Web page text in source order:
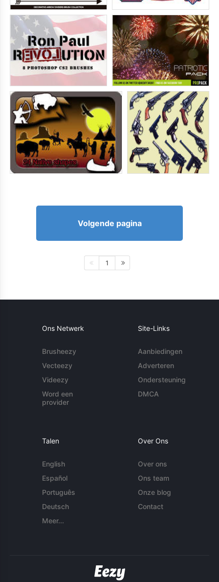
Volgende pagina
1
Ons Netwerk
Brusheezy
Vecteezy
Videezy
Word een
provider
Site-Links
Aanbiedingen
Adverteren
Ondersteuning
DMCA
Talen
English
Español
Português
Deutsch
Meer...
Over Ons
Over ons
Ons team
Onze blog
Contact